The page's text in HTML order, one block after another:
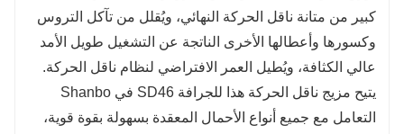
كبير من متانة ناقل الحركة النهائي، ويُقلل من تآكل التروس
وكسورها وأعطالها الأخرى الناتجة عن التشغيل طويل الأمد
عالي الكثافة، ويُطيل العمر الافتراضي لنظام ناقل الحركة.
يتيح مزيج ناقل الحركة هذا للجرافة SD46 في Shanbo
التعامل مع جميع أنواع الأحمال المعقدة بسهولة بقوة قوية،